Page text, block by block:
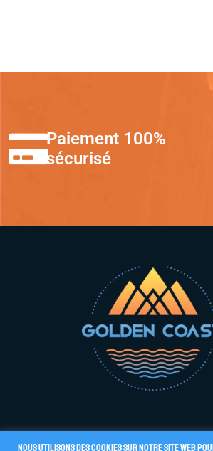
Paiement 100%
sécurisé
Nous utilisons des cookies sur notre site Web